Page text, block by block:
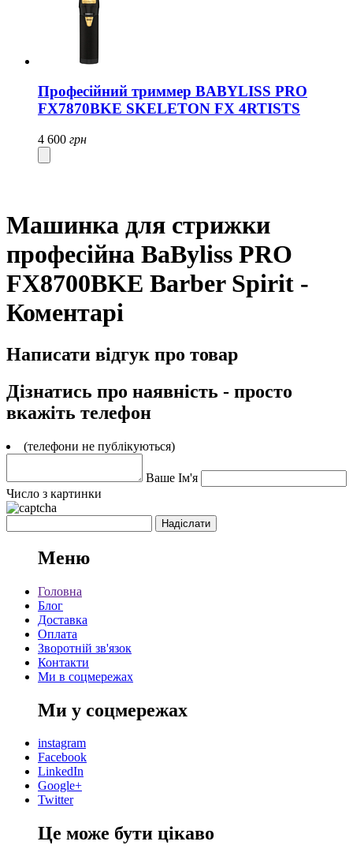
Професійний триммер BABYLISS PRO
FX7870BKE SKELETON FX 4RTISTS
4 600 грн
Машинка для стрижки
професійна BaByliss PRO
FX8700BKE Barber Spirit -
Коментарі
Написати відгук про товар
Дізнатись про наявність - просто
вкажіть телефон
(телефони не публікуються)
Ваше Ім'я
Число з картинки
Меню
Головна
Блог
Доставка
Оплата
Зворотній зв'язок
Контакти
Ми в соцмережах
Ми у соцмережах
instagram
Facebook
LinkedIn
Google+
Twitter
Це може бути цікаво